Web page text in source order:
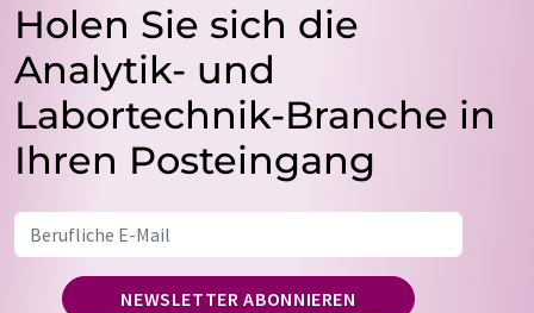
Holen Sie sich die
Analytik- und
Labortechnik-Branche in
Ihren Posteingang
NEWSLETTER ABONNIEREN